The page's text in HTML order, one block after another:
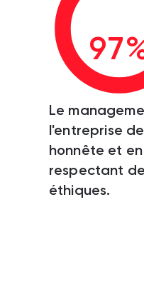
Le
l'entreprise
honnête et en
respectant
éthiques.